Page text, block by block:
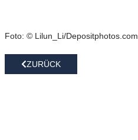
Foto: © Lilun_Li/Depositphotos.com
ZURÜCK